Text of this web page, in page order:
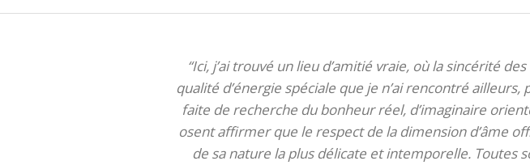
“Ici, j’ai trouvé un lieu d’amitié vraie, où la sincérité
qualité d’énergie spéciale que je n’ai rencontré
faite de recherche du bonheur réel, d’imaginaire
osent affirmer que le respect de la dimension d’âme
de sa nature la plus délicate et intemporelle. Toutes